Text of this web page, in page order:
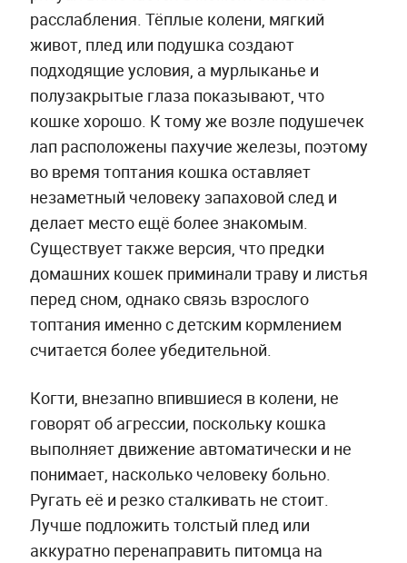
расслабления. Тёплые колени, мягкий
живот, плед или подушка создают
подходящие условия, а мурлыканье и
полузакрытые глаза показывают, что
кошке хорошо. К тому же возле подушечек
лап расположены пахучие железы, поэтому
во время топтания кошка оставляет
незаметный человеку запаховой след и
делает место ещё более знакомым.
Существует также версия, что предки
домашних кошек приминали траву и листья
перед сном, однако связь взрослого
топтания именно с детским кормлением
считается более убедительной.
Когти, внезапно впившиеся в колени, не
говорят об агрессии, поскольку кошка
выполняет движение автоматически и не
понимает, насколько человеку больно.
Ругать её и резко сталкивать не стоит.
Лучше подложить толстый плед или
аккуратно перенаправить питомца на